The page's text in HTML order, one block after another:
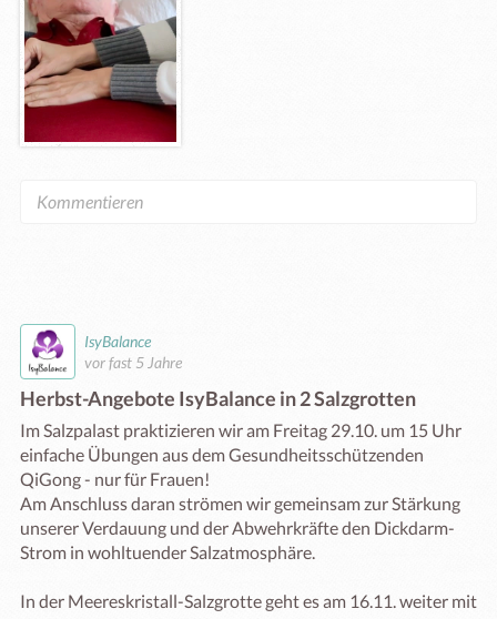
IsyBalance
vor fast 5 Jahre
Herbst-Angebote IsyBalance in 2 Salzgrotten
Im Salzpalast praktizieren wir am Freitag 29.10. um 15 Uhr
einfache Übungen aus dem Gesundheitsschützenden
QiGong - nur für Frauen!
Am Anschluss daran strömen wir gemeinsam zur Stärkung
unserer Verdauung und der Abwehrkräfte den Dickdarm-
Strom in wohltuender Salzatmosphäre.
In der Meereskristall-Salzgrotte geht es am 16.11. weiter mit